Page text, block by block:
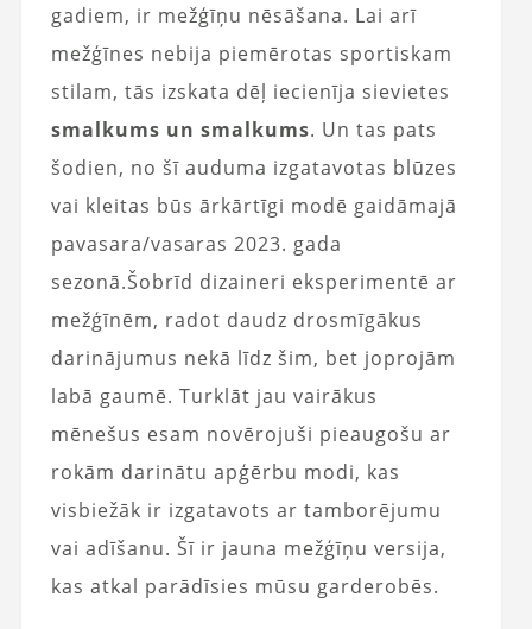
gadiem, ir mežģīņu nēsāšana. Lai arī
mežģīnes nebija piemērotas sportiskam
stilam, tās izskata dēļ iecienīja sievietes
smalkums un smalkums. Un tas pats
šodien, no šī auduma izgatavotas blūzes
vai kleitas būs ārkārtīgi modē gaidāmajā
pavasara/vasaras 2023. gada
sezonā.Šobrīd dizaineri eksperimentē ar
mežģīnēm, radot daudz drosmīgākus
darinājumus nekā līdz šim, bet joprojām
labā gaumē. Turklāt jau vairākus
mēnešus esam novērojuši pieaugošu ar
rokām darinātu apģērbu modi, kas
visbiežāk ir izgatavots ar tamborējumu
vai adīšanu. Šī ir jauna mežģīņu versija,
kas atkal parādīsies mūsu garderobēs.